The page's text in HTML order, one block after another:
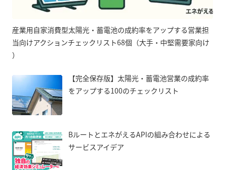
産業用自家消費型太陽光・蓄電池の成約率をアップする営業担
当向けアクションチェックリスト68個（大手・中堅需要家向け
）
【完全保存版】太陽光・蓄電池営業の成約率
をアップする100のチェックリスト
BルートとエネがえるAPIの組み合わせによる
サービスアイデア